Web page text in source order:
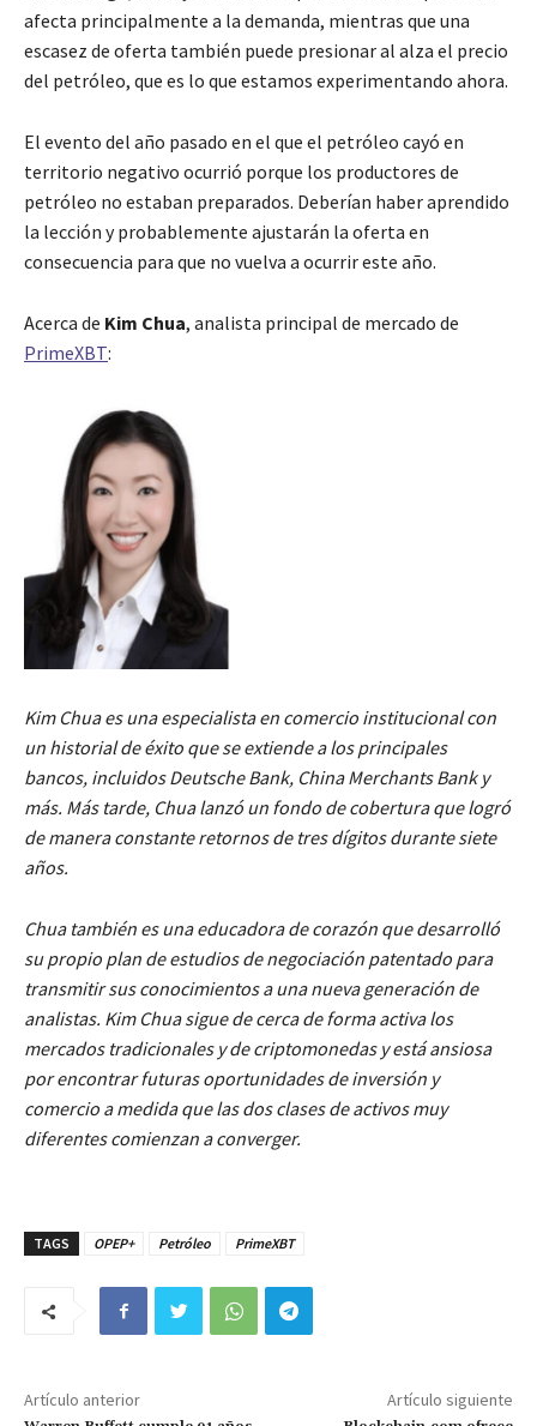
afecta principalmente a la demanda, mientras que una
escasez de oferta también puede presionar al alza el precio
del petróleo, que es lo que estamos experimentando ahora.
El evento del año pasado en el que el petróleo cayó en
territorio negativo ocurrió porque los productores de
petróleo no estaban preparados. Deberían haber aprendido
la lección y probablemente ajustarán la oferta en
consecuencia para que no vuelva a ocurrir este año.
Acerca de Kim Chua, analista principal de mercado de
PrimeXBT:
Kim Chua es una especialista en comercio institucional con
un historial de éxito que se extiende a los principales
bancos, incluidos Deutsche Bank, China Merchants Bank y
más. Más tarde, Chua lanzó un fondo de cobertura que logró
de manera constante retornos de tres dígitos durante siete
años.
Chua también es una educadora de corazón que desarrolló
su propio plan de estudios de negociación patentado para
transmitir sus conocimientos a una nueva generación de
analistas. Kim Chua sigue de cerca de forma activa los
mercados tradicionales y de criptomonedas y está ansiosa
por encontrar futuras oportunidades de inversión y
comercio a medida que las dos clases de activos muy
diferentes comienzan a converger.
TAGS OPEP+ Petróleo PrimeXBT
Artículo anterior Artículo siguiente